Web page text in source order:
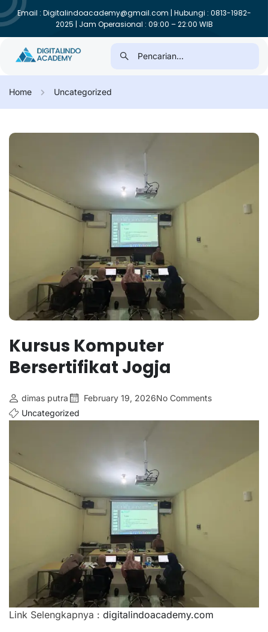
Email : Digitalindoacademy@gmail.com | Hubungi : 0813-1982-
2025 | Jam Operasional : 09:00 – 22:00 WIB
Home Uncategorized
Kursus Komputer
Bersertifikat Jogja
dimas putra February 19, 2026No Comments
Uncategorized
Link Selengkapnya : digitalindoacademy.com